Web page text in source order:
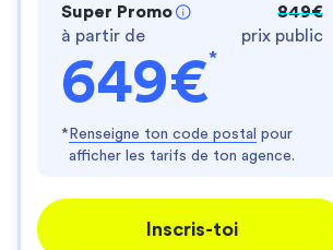
Super Promo
à partir de
649€*
849€
prix public
* Renseigne ton code postal pour
afficher les tarifs de ton agence.
Inscris-toi